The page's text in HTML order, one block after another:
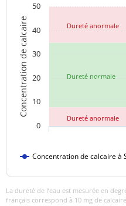
Odeur (qualitatif)
pH
Saveur (qualitatif)
complet
Dureté normale
Dureté anormale
Dureté anormale
Concentration de calcaire
Concentration de calcaire à
0
10
20
30
40
50
La dureté de l’eau est mesurée en
français correspond à 10 mg de